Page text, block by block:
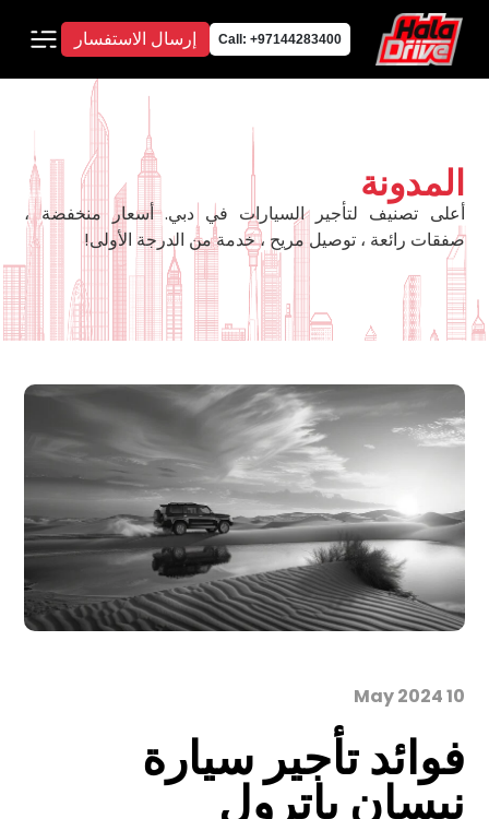
Call: +97144283400 إرسال الاستفسار
المدونة
أعلى تصنيف لتأجير السيارات في دبي. أسعار منخفضة ،
صفقات رائعة ، توصيل مريح ، خدمة من الدرجة الأولى!
10 May 2024
فوائد تأجير سيارة
نيسان باترول